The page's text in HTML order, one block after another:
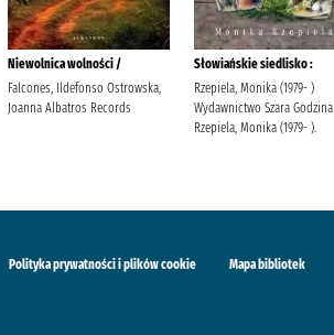
Niewolnica wolności /
Falcones, Ildefonso Ostrowska,
Joanna Albatros Records
Słowiańskie siedlisko :
Rzepiela, Monika (1979- )
Wydawnictwo Szara Godzina
Rzepiela, Monika (1979- ).
Polityka prywatności i plików cookie Mapa bibliotek